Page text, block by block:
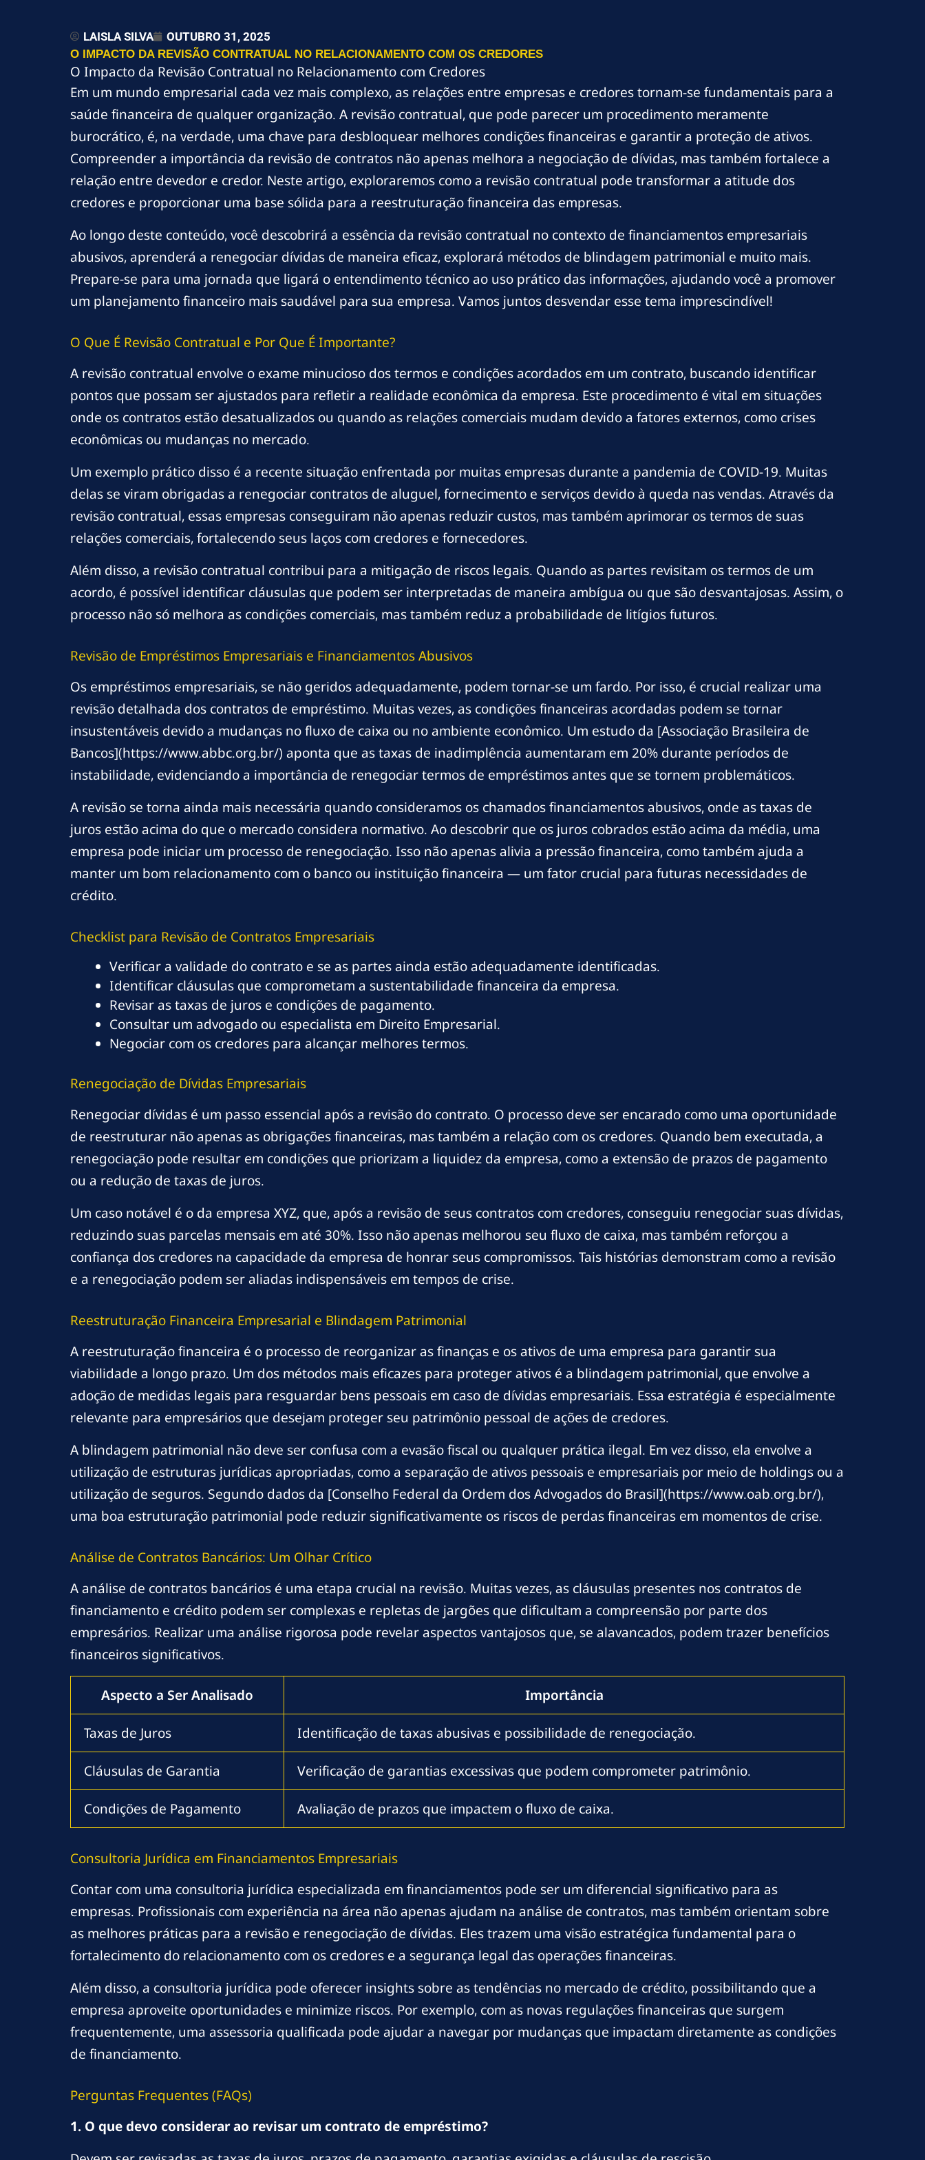
LAISLA SILVA OUTUBRO 31, 2025
O IMPACTO DA REVISÃO CONTRATUAL NO RELACIONAMENTO COM OS CREDORES
O Impacto da Revisão Contratual no Relacionamento com Credores
Em um mundo empresarial cada vez mais complexo, as relações entre empresas e credores tornam-se fundamentais para a
saúde financeira de qualquer organização. A revisão contratual, que pode parecer um procedimento meramente
burocrático, é, na verdade, uma chave para desbloquear melhores condições financeiras e garantir a proteção de ativos.
Compreender a importância da revisão de contratos não apenas melhora a negociação de dívidas, mas também fortalece a
relação entre devedor e credor. Neste artigo, exploraremos como a revisão contratual pode transformar a atitude dos
credores e proporcionar uma base sólida para a reestruturação financeira das empresas.
Ao longo deste conteúdo, você descobrirá a essência da revisão contratual no contexto de financiamentos empresariais
abusivos, aprenderá a renegociar dívidas de maneira eficaz, explorará métodos de blindagem patrimonial e muito mais.
Prepare-se para uma jornada que ligará o entendimento técnico ao uso prático das informações, ajudando você a promover
um planejamento financeiro mais saudável para sua empresa. Vamos juntos desvendar esse tema imprescindível!
O Que É Revisão Contratual e Por Que É Importante?
A revisão contratual envolve o exame minucioso dos termos e condições acordados em um contrato, buscando identificar
pontos que possam ser ajustados para refletir a realidade econômica da empresa. Este procedimento é vital em situações
onde os contratos estão desatualizados ou quando as relações comerciais mudam devido a fatores externos, como crises
econômicas ou mudanças no mercado.
Um exemplo prático disso é a recente situação enfrentada por muitas empresas durante a pandemia de COVID-19. Muitas
delas se viram obrigadas a renegociar contratos de aluguel, fornecimento e serviços devido à queda nas vendas. Através da
revisão contratual, essas empresas conseguiram não apenas reduzir custos, mas também aprimorar os termos de suas
relações comerciais, fortalecendo seus laços com credores e fornecedores.
Além disso, a revisão contratual contribui para a mitigação de riscos legais. Quando as partes revisitam os termos de um
acordo, é possível identificar cláusulas que podem ser interpretadas de maneira ambígua ou que são desvantajosas. Assim, o
processo não só melhora as condições comerciais, mas também reduz a probabilidade de litígios futuros.
Revisão de Empréstimos Empresariais e Financiamentos Abusivos
Os empréstimos empresariais, se não geridos adequadamente, podem tornar-se um fardo. Por isso, é crucial realizar uma
revisão detalhada dos contratos de empréstimo. Muitas vezes, as condições financeiras acordadas podem se tornar
insustentáveis devido a mudanças no fluxo de caixa ou no ambiente econômico. Um estudo da [Associação Brasileira de
Bancos](https://www.abbc.org.br/) aponta que as taxas de inadimplência aumentaram em 20% durante períodos de
instabilidade, evidenciando a importância de renegociar termos de empréstimos antes que se tornem problemáticos.
A revisão se torna ainda mais necessária quando consideramos os chamados financiamentos abusivos, onde as taxas de
juros estão acima do que o mercado considera normativo. Ao descobrir que os juros cobrados estão acima da média, uma
empresa pode iniciar um processo de renegociação. Isso não apenas alivia a pressão financeira, como também ajuda a
manter um bom relacionamento com o banco ou instituição financeira — um fator crucial para futuras necessidades de
crédito.
Checklist para Revisão de Contratos Empresariais
Verificar a validade do contrato e se as partes ainda estão adequadamente identificadas.
Identificar cláusulas que comprometam a sustentabilidade financeira da empresa.
Revisar as taxas de juros e condições de pagamento.
Consultar um advogado ou especialista em Direito Empresarial.
Negociar com os credores para alcançar melhores termos.
Renegociação de Dívidas Empresariais
Renegociar dívidas é um passo essencial após a revisão do contrato. O processo deve ser encarado como uma oportunidade
de reestruturar não apenas as obrigações financeiras, mas também a relação com os credores. Quando bem executada, a
renegociação pode resultar em condições que priorizam a liquidez da empresa, como a extensão de prazos de pagamento
ou a redução de taxas de juros.
Um caso notável é o da empresa XYZ, que, após a revisão de seus contratos com credores, conseguiu renegociar suas dívidas,
reduzindo suas parcelas mensais em até 30%. Isso não apenas melhorou seu fluxo de caixa, mas também reforçou a
confiança dos credores na capacidade da empresa de honrar seus compromissos. Tais histórias demonstram como a revisão
e a renegociação podem ser aliadas indispensáveis em tempos de crise.
Reestruturação Financeira Empresarial e Blindagem Patrimonial
A reestruturação financeira é o processo de reorganizar as finanças e os ativos de uma empresa para garantir sua
viabilidade a longo prazo. Um dos métodos mais eficazes para proteger ativos é a blindagem patrimonial, que envolve a
adoção de medidas legais para resguardar bens pessoais em caso de dívidas empresariais. Essa estratégia é especialmente
relevante para empresários que desejam proteger seu patrimônio pessoal de ações de credores.
A blindagem patrimonial não deve ser confusa com a evasão fiscal ou qualquer prática ilegal. Em vez disso, ela envolve a
utilização de estruturas jurídicas apropriadas, como a separação de ativos pessoais e empresariais por meio de holdings ou a
utilização de seguros. Segundo dados da [Conselho Federal da Ordem dos Advogados do Brasil](https://www.oab.org.br/),
uma boa estruturação patrimonial pode reduzir significativamente os riscos de perdas financeiras em momentos de crise.
Análise de Contratos Bancários: Um Olhar Crítico
A análise de contratos bancários é uma etapa crucial na revisão. Muitas vezes, as cláusulas presentes nos contratos de
financiamento e crédito podem ser complexas e repletas de jargões que dificultam a compreensão por parte dos
empresários. Realizar uma análise rigorosa pode revelar aspectos vantajosos que, se alavancados, podem trazer benefícios
financeiros significativos.
Aspecto a Ser Analisado Importância
Taxas de Juros Identificação de taxas abusivas e possibilidade de renegociação.
Cláusulas de Garantia Verificação de garantias excessivas que podem comprometer patrimônio.
Condições de Pagamento Avaliação de prazos que impactem o fluxo de caixa.
Consultoria Jurídica em Financiamentos Empresariais
Contar com uma consultoria jurídica especializada em financiamentos pode ser um diferencial significativo para as
empresas. Profissionais com experiência na área não apenas ajudam na análise de contratos, mas também orientam sobre
as melhores práticas para a revisão e renegociação de dívidas. Eles trazem uma visão estratégica fundamental para o
fortalecimento do relacionamento com os credores e a segurança legal das operações financeiras.
Além disso, a consultoria jurídica pode oferecer insights sobre as tendências no mercado de crédito, possibilitando que a
empresa aproveite oportunidades e minimize riscos. Por exemplo, com as novas regulações financeiras que surgem
frequentemente, uma assessoria qualificada pode ajudar a navegar por mudanças que impactam diretamente as condições
de financiamento.
Perguntas Frequentes (FAQs)
1. O que devo considerar ao revisar um contrato de empréstimo?